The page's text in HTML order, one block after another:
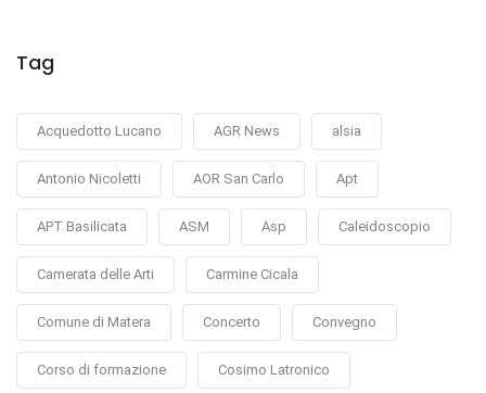
Tag
Acquedotto Lucano AGR News alsia
Antonio Nicoletti AOR San Carlo Apt
APT Basilicata ASM Asp Caleidoscopio
Camerata delle Arti Carmine Cicala
Comune di Matera Concerto Convegno
Corso di formazione Cosimo Latronico